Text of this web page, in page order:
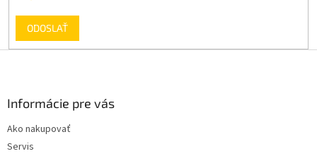
ODOSLAŤ
Informácie pre vás
Ako nakupovať
Servis